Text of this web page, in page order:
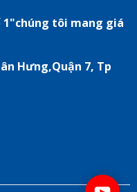
1"chúng tôi mang giá
Hưng,Quận 7, Tp